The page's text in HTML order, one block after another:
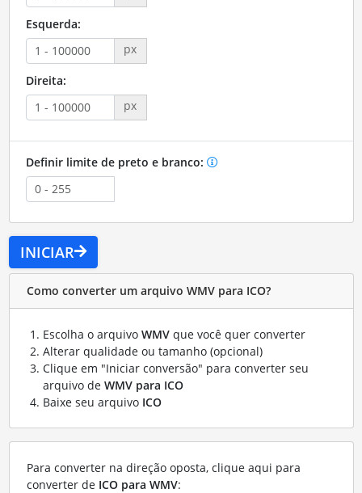
Esquerda:
px
Direita:
px
Definir limite de preto e branco:
INICIAR
Como converter um arquivo WMV para ICO?
Escolha o arquivo WMVque você quer converter
Alterar qualidade ou tamanho (opcional)
Clique em "Iniciar conversão" para converter seu
arquivo de WMV para ICO
Baixe seu arquivo ICO
Para converter na direção oposta, clique aqui para
converter de ICO para WMV: